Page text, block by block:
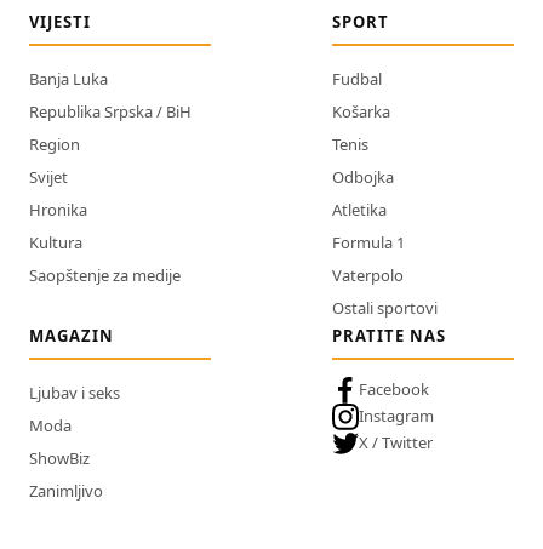
VIJESTI
Banja Luka
Republika Srpska / BiH
Region
Svijet
Hronika
Kultura
Saopštenje za medije
SPORT
Fudbal
Košarka
Tenis
Odbojka
Atletika
Formula 1
Vaterpolo
Ostali sportovi
MAGAZIN
Ljubav i seks
Moda
ShowBiz
Zanimljivo
PRATITE NAS
Facebook
Instagram
X / Twitter